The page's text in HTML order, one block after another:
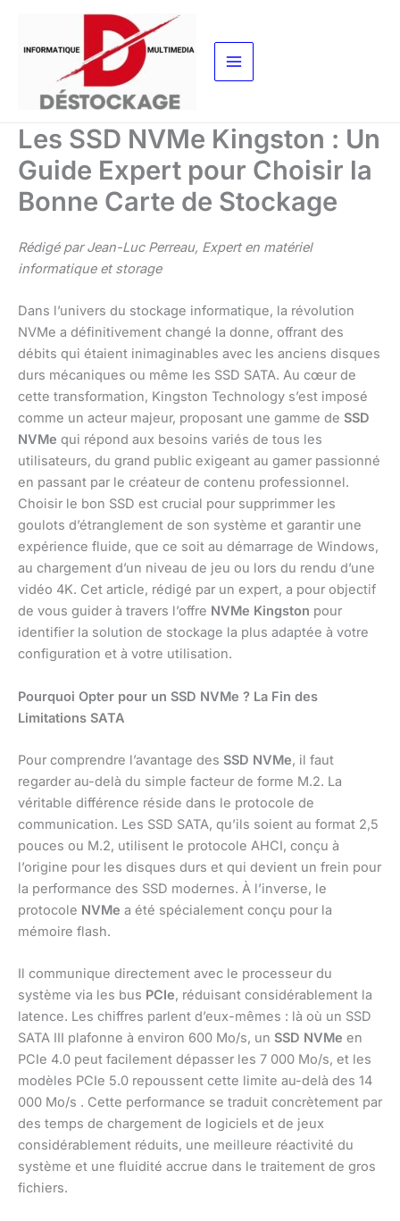
contenu
Les SSD NVMe Kingston : Un
Guide Expert pour Choisir la
Bonne Carte de Stockage
Rédigé par Jean-Luc Perreau, Expert en matériel
informatique et storage
Dans l’univers du stockage informatique, la révolution
NVMe a définitivement changé la donne, offrant des
débits qui étaient inimaginables avec les anciens disques
durs mécaniques ou même les SSD SATA. Au cœur de
cette transformation, Kingston Technology s’est imposé
comme un acteur majeur, proposant une gamme de SSD
NVMe qui répond aux besoins variés de tous les
utilisateurs, du grand public exigeant au gamer passionné
en passant par le créateur de contenu professionnel.
Choisir le bon SSD est crucial pour supprimmer les
goulots d’étranglement de son système et garantir une
expérience fluide, que ce soit au démarrage de Windows,
au chargement d’un niveau de jeu ou lors du rendu d’une
vidéo 4K. Cet article, rédigé par un expert, a pour objectif
de vous guider à travers l’offre NVMe Kingston pour
identifier la solution de stockage la plus adaptée à votre
configuration et à votre utilisation.
Pourquoi Opter pour un SSD NVMe ? La Fin des
Limitations SATA
Pour comprendre l’avantage des SSD NVMe, il faut
regarder au-delà du simple facteur de forme M.2. La
véritable différence réside dans le protocole de
communication. Les SSD SATA, qu’ils soient au format 2,5
pouces ou M.2, utilisent le protocole AHCI, conçu à
l’origine pour les disques durs et qui devient un frein pour
la performance des SSD modernes. À l’inverse, le
protocole NVMe a été spécialement conçu pour la
mémoire flash.
Il communique directement avec le processeur du
système via les bus PCIe, réduisant considérablement la
latence. Les chiffres parlent d’eux-mêmes : là où un SSD
SATA III plafonne à environ 600 Mo/s, un SSD NVMe en
PCIe 4.0 peut facilement dépasser les 7 000 Mo/s, et les
modèles PCIe 5.0 repoussent cette limite au-delà des 14
000 Mo/s . Cette performance se traduit concrètement par
des temps de chargement de logiciels et de jeux
considérablement réduits, une meilleure réactivité du
système et une fluidité accrue dans le traitement de gros
fichiers.